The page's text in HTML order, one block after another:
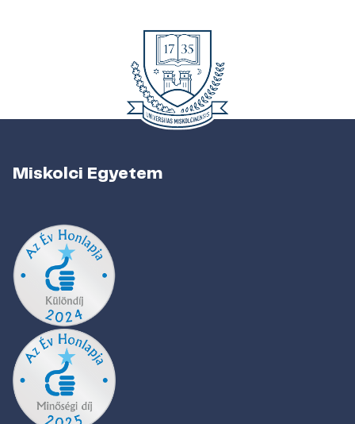
Miskolci Egyetem